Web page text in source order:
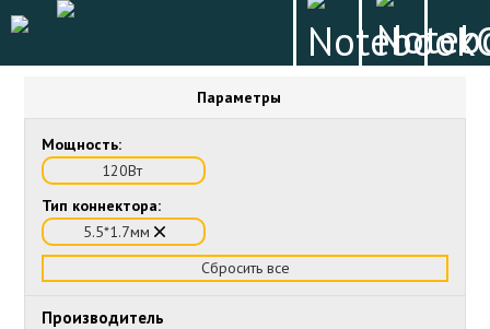
Параметры
Мощность:
120Вт
Тип коннектора:
5.5*1.7мм
Сбросить все
Производитель